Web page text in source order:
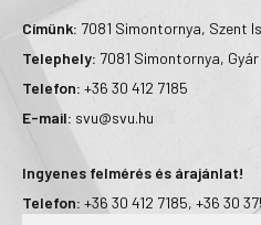
Címünk: 7081 Simontornya, Szent
Telephely: 7081 Simontornya, Gyár
Telefon: +36 30 412 7185
E-mail: svu@svu.hu
Ingyenes felmérés és árajánlat!
Telefon: +36 30 412 7185, +36 30